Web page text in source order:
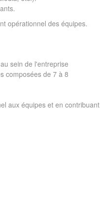
opérationnel des équipes.
sein de l'entreprise
composées de 7 à 8
aux équipes et en contribuant